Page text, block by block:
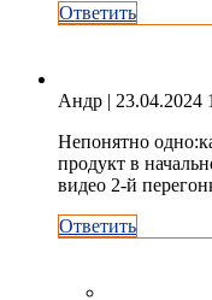
Ответить
Андр | 23.04.2024
Непонятно
продукт в
видео 2-й
Ответить